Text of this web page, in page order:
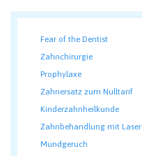
Fear of the Dentist
Zahnchirurgie
Prophylaxe
Zahnersatz zum Nulltarif
Kinderzahnheilkunde
Zahnbehandlung mit Laser
Mundgeruch